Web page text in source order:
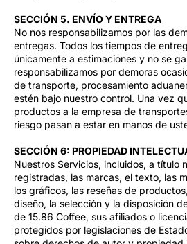
SECCIÓN 5. ENVÍO Y ENTREGA
No nos responsabilizamos por las
entregas. Todos los tiempos de
únicamente a estimaciones y no se
responsabilizamos por demoras
de transporte, procesamiento
estén bajo nuestro control. Una vez
productos a la empresa de
riesgo pasan a estar en manos de
SECCIÓN 6: PROPIEDAD
Nuestros Servicios, incluidos, a título
registradas, las marcas, el texto, las
los gráficos, las reseñas de
diseño, la selección y la disposición
de 15.86 Coffee, sus afiliados o
protegidos por legislaciones de